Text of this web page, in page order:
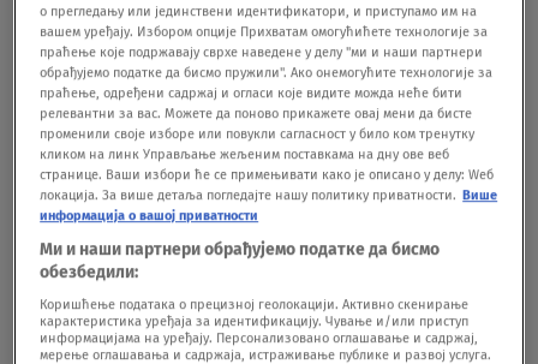
о прегледању или јединствени идентификатори, и приступамо им на
вашем уређају. Избором опције Прихватам омогућићете технологије за
праћење које подржавају сврхе наведене у делу "ми и наши партнери
обрађујемо податке да бисмо пружили". Ако онемогућите технологије за
праћење, одређени садржај и огласи које видите можда неће бити
релевантни за вас. Можете да поново прикажете овај мени да бисте
променили своје изборе или повукли сагласност у било ком тренутку
кликом на линк Управљање жељеним поставкама на дну ове веб
странице. Ваши избори ће се примењивати како је описано у делу: Wеб
локација. За више детаља погледајте нашу политику приватности. Више
информација о вашој приватности
Ми и наши партнери обрађујемо податке да бисмо
обезбедили:
Коришћење података о прецизној геолокацији. Активно скенирање
карактеристика уређаја за идентификацију. Чување и/или приступ
информацијама на уређају. Персонализовано оглашавање и садржај,
мерење оглашавања и садржаја, истраживање публике и развој услуга.